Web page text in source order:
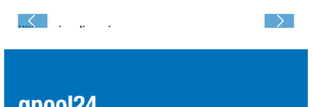
Ultima visualizzazione: